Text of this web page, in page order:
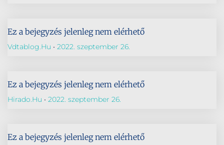
Ez a bejegyzés jelenleg nem elérhető
Vdtablog.hu 2022. szeptember 26.
Ez a bejegyzés jelenleg nem elérhető
Hirado.hu 2022. szeptember 26.
Ez a bejegyzés jelenleg nem elérhető